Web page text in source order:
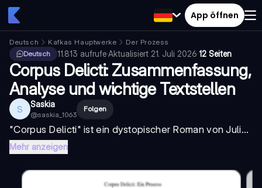
App öffnen
Deutsch Kafkas Hauptwerke
Der Prozess
Deutsch
11.813 aufrufe·Aktualisiert 21. Juli 2026·12 Seiten
Corpus Delicti: Zusammenfassung,
Analyse und wichtige Textstellen
S Saskia
@saskia_1063
Folgen
"Corpus Delicti" ist ein dystopischer Roman von Juli...
Mehr anzeigen